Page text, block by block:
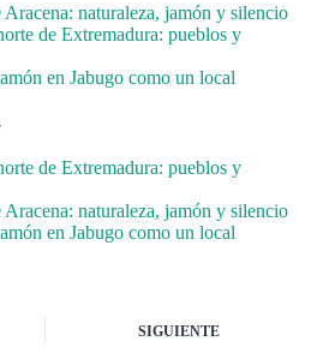
naturaleza, jamón y silencio
de Extremadura: pueblos y
en Jabugo como un local
de Extremadura: pueblos y
naturaleza, jamón y silencio
en Jabugo como un local
SIGUIENTE